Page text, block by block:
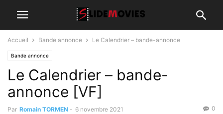
Accueil Bande annonce Le Calendrier – bande-annonce
Bande annonce
Le Calendrier – bande-
annonce [VF]
Par Romain TORMEN - 6 novembre 2021 0